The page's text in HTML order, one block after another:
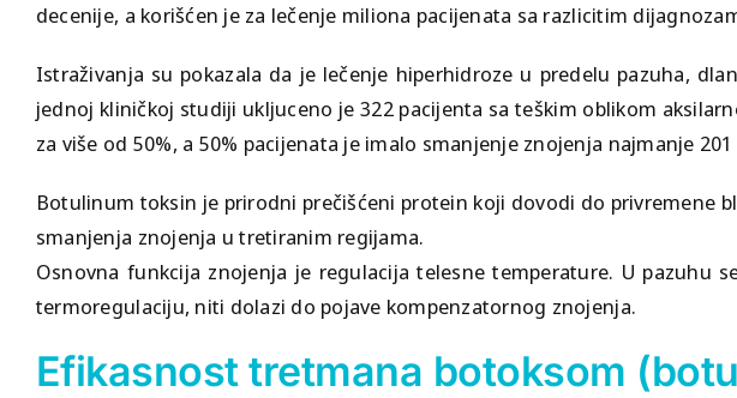
decenije, a korišćen je za lečenje miliona pacijenata sa razlicitim
Istraživanja su pokazala da je lečenje hiperhidroze u predelu pazuha,
jednoj kliničkoj studiji ukljuceno je 322 pacijenta sa teškim oblikom
za više od 50%, a 50% pacijenata je imalo smanjenje znojenja najmanje
Botulinum toksin je prirodni prečišćeni protein koji dovodi do privremene
smanjenja znojenja u tretiranim regijama.
Osnovna funkcija znojenja je regulacija telesne temperature. U
termoregulaciju, niti dolazi do pojave kompenzatornog znojenja.
Efikasnost tretmana botoksom